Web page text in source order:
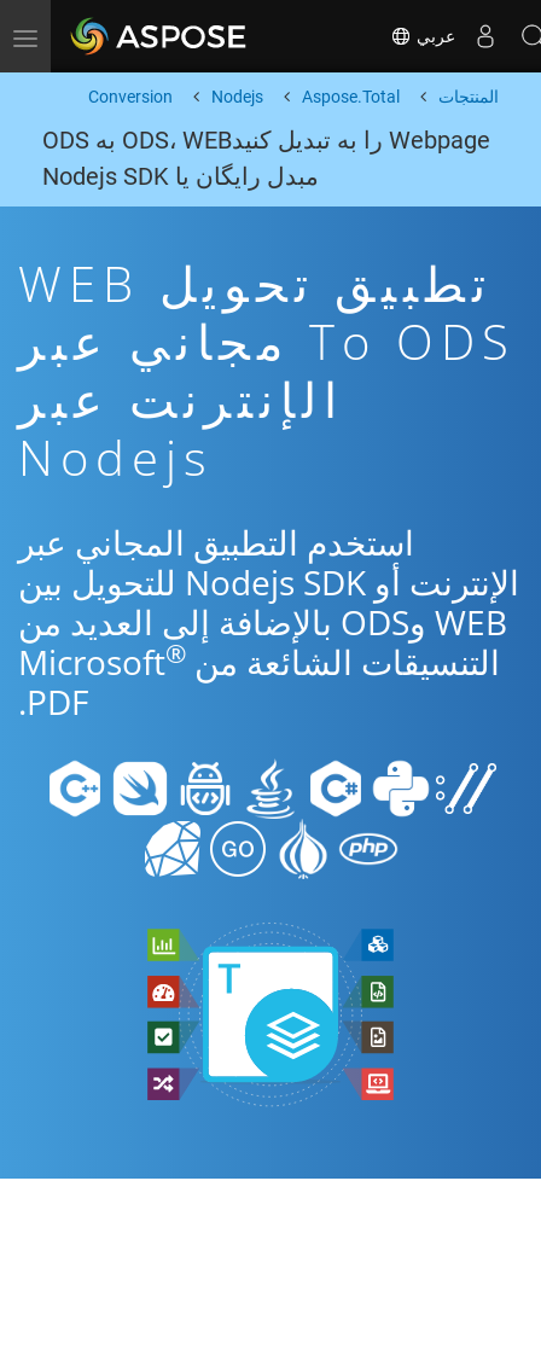
Toggle navigation عربي
المنتجات Aspose.Total
Nodejs
Conversion
Webpage را به تبدیل کنیدODS، WEB به ODS
مبدل رایگان یا Nodejs SDK
تطبيق تحويل WEB
To ODS مجاني عبر
الإنترنت عبر
Nodejs
استخدم التطبيق المجاني عبر
الإنترنت أو Nodejs SDK للتحويل بين
WEB وODS بالإضافة إلى العديد من
التنسيقات الشائعة من Microsoft ®
PDF.